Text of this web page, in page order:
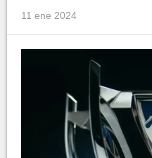
11 ene 2024